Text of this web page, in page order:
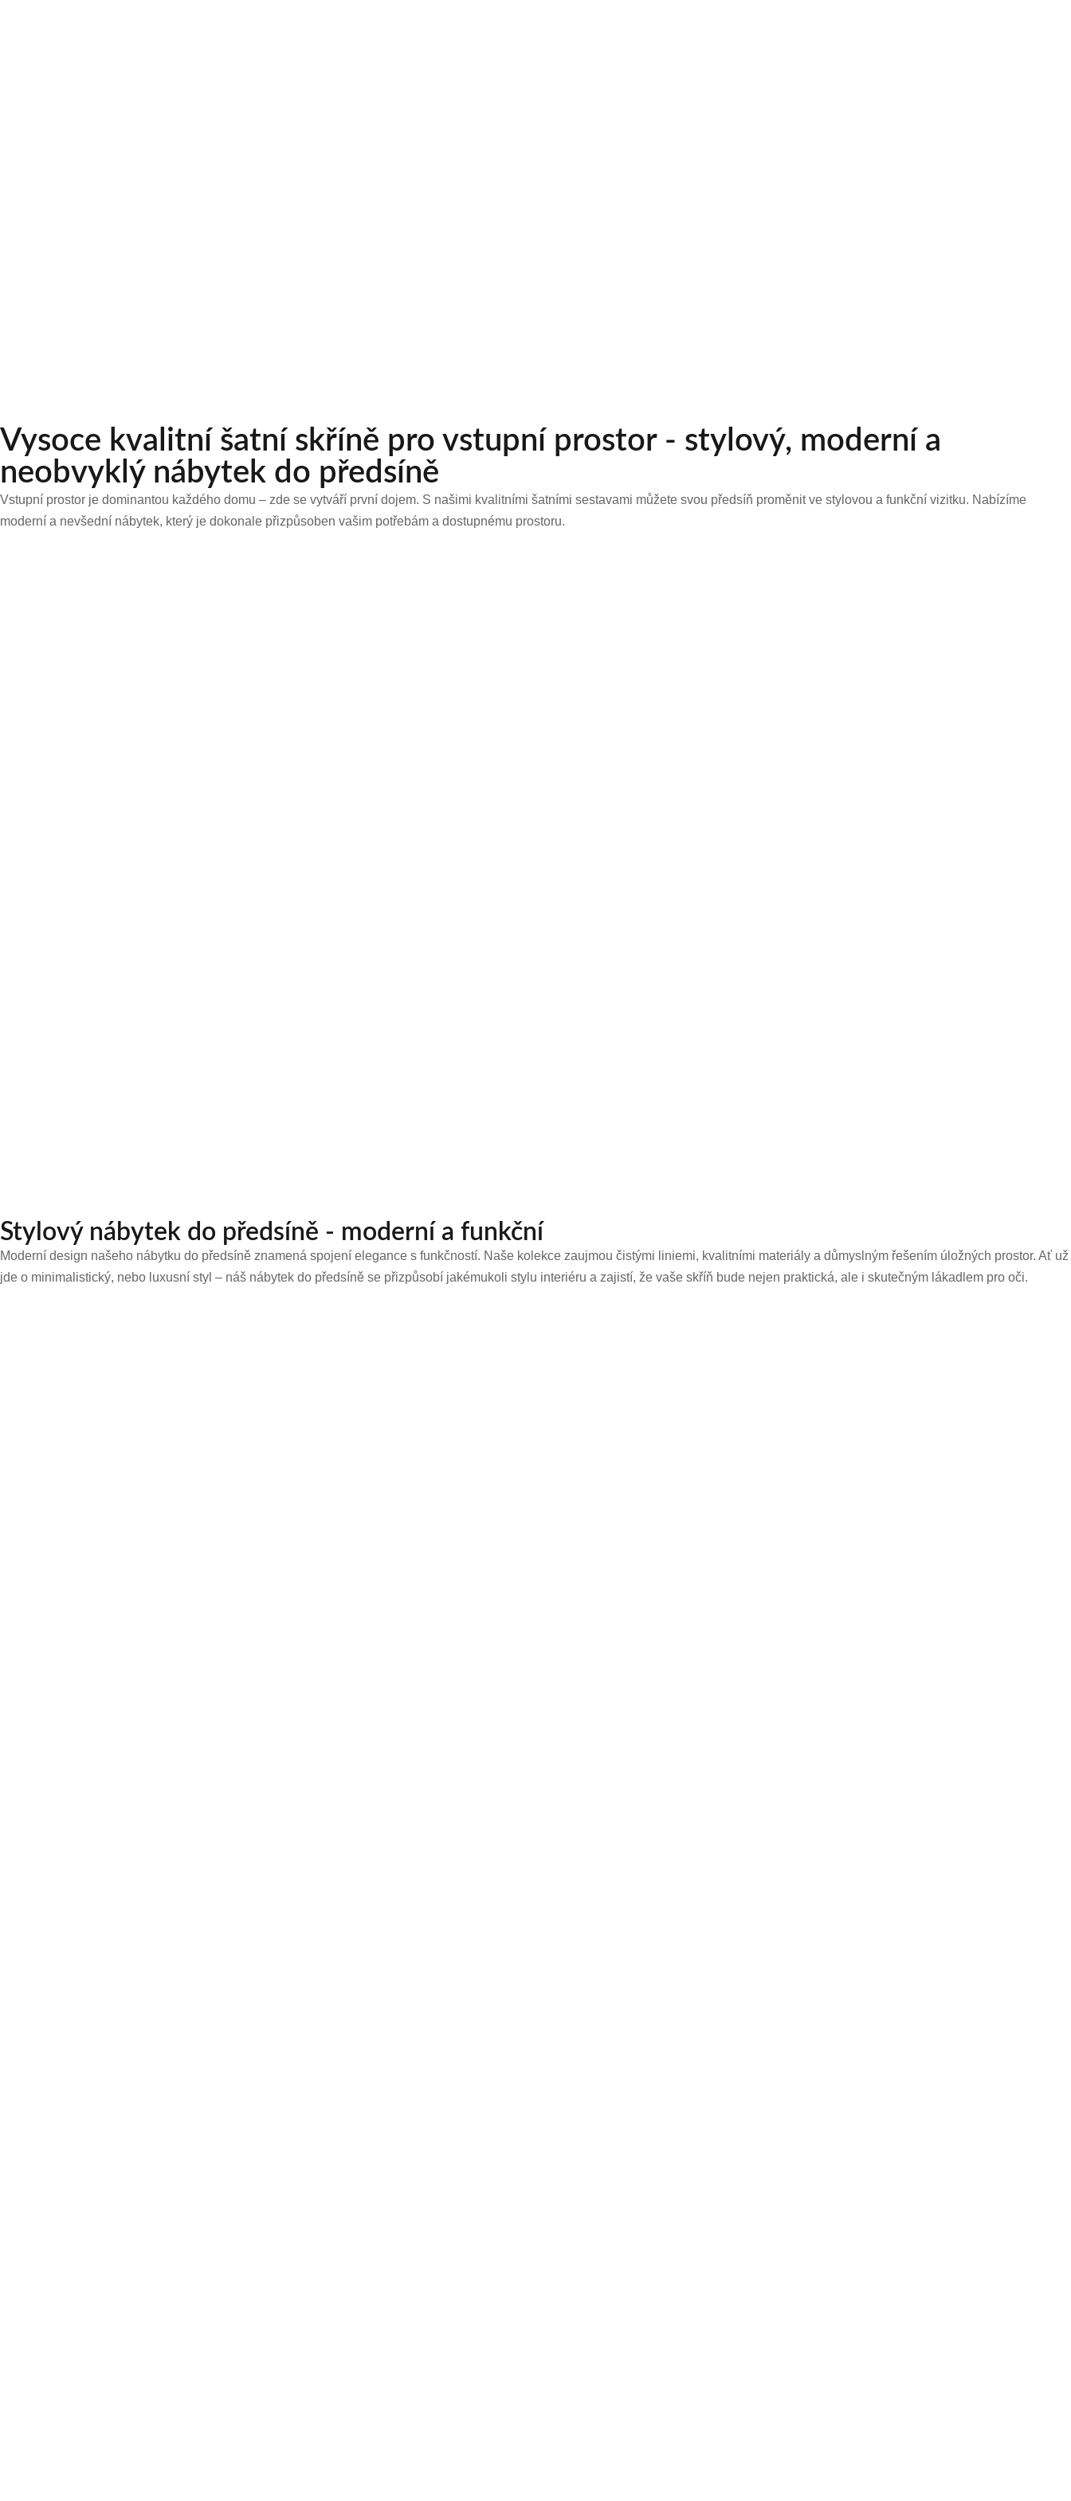
Vysoce kvalitní šatní skříně pro vstupní prostor - stylový, moderní a
neobvyklý nábytek do předsíně
Vstupní prostor je dominantou každého domu – zde se vytváří první dojem. S našimi kvalitními šatními sestavami můžete svou předsíň proměnit ve stylovou a funkční vizitku. Nabízíme
moderní a nevšední nábytek, který je dokonale přizpůsoben vašim potřebám a dostupnému prostoru.
Stylový nábytek do předsíně - moderní a funkční
Moderní design našeho nábytku do předsíně znamená spojení elegance s funkčností. Naše kolekce zaujmou čistými liniemi, kvalitními materiály a důmyslným řešením úložných prostor. Ať už
jde o minimalistický, nebo luxusní styl – náš nábytek do předsíně se přizpůsobí jakémukoli stylu interiéru a zajistí, že vaše skříň bude nejen praktická, ale i skutečným lákadlem pro oči.